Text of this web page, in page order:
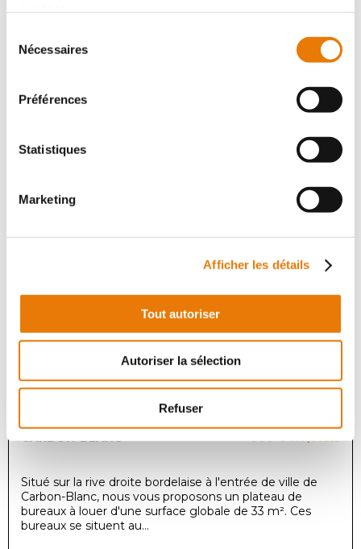
Nécessaires
Préférences
Statistiques
Marketing
Afficher les détails
Tout autoriser
Autoriser la sélection
Refuser
CARBON-BLANC HT/Mois
Situé sur la rive droite bordelaise à l'entrée de ville de
Carbon-Blanc, nous vous proposons un plateau de
Bureau
CARBON-BLANC 600 €HT/Mois
Situé sur la rive droite bordelaise à l'entrée de ville de
Carbon-Blanc, nous vous proposons un plateau de
bureaux à louer d'une surface globale de 33 m². Ces
bureaux se situent au...